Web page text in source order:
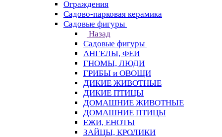
Ограждения
Садово-парковая керамика
Садовые фигуры
Назад
Садовые фигуры
АНГЕЛЫ, ФЕИ
ГНОМЫ, ЛЮДИ
ГРИБЫ и ОВОЩИ
ДИКИЕ ЖИВОТНЫЕ
ДИКИЕ ПТИЦЫ
ДОМАШНИЕ ЖИВОТНЫЕ
ДОМАШНИЕ ПТИЦЫ
ЕЖИ, ЕНОТЫ
ЗАЙЦЫ, КРОЛИКИ